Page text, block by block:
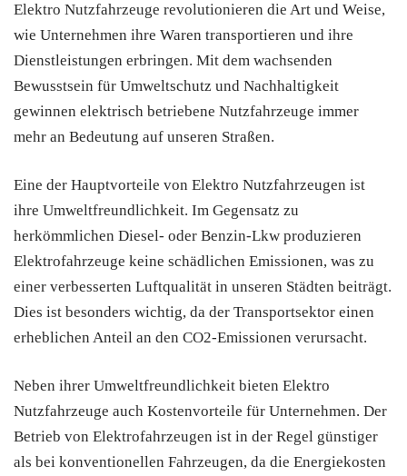
Elektro Nutzfahrzeuge revolutionieren die Art und Weise,
wie Unternehmen ihre Waren transportieren und ihre
Dienstleistungen erbringen. Mit dem wachsenden
Bewusstsein für Umweltschutz und Nachhaltigkeit
gewinnen elektrisch betriebene Nutzfahrzeuge immer
mehr an Bedeutung auf unseren Straßen.
Eine der Hauptvorteile von Elektro Nutzfahrzeugen ist
ihre Umweltfreundlichkeit. Im Gegensatz zu
herkömmlichen Diesel- oder Benzin-Lkw produzieren
Elektrofahrzeuge keine schädlichen Emissionen, was zu
einer verbesserten Luftqualität in unseren Städten beiträgt.
Dies ist besonders wichtig, da der Transportsektor einen
erheblichen Anteil an den CO2-Emissionen verursacht.
Neben ihrer Umweltfreundlichkeit bieten Elektro
Nutzfahrzeuge auch Kostenvorteile für Unternehmen. Der
Betrieb von Elektrofahrzeugen ist in der Regel günstiger
als bei konventionellen Fahrzeugen, da die Energiekosten